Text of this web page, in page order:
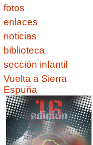
fotos
enlaces
noticias
biblioteca
sección infantil
Vuelta a Sierra
Espuña